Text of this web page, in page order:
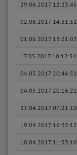
29.06.2017 12:23:45
02.06.2017 14:31:52
01.06.2017 13:21:03
17.05.2017 10:12:54
04.05.2017 20:46:51
04.05.2017 20:16:21
23.04.2017 07:21:10
19.04.2017 16:35:12
10.04.2017 11:33:10